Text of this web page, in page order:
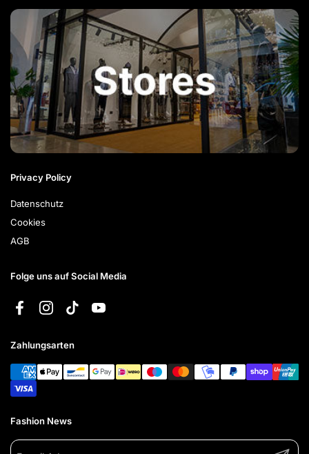
Privacy Policy
Datenschutz
Cookies
AGB
Folge uns auf Social Media
FacebookInstagramTikTokYouTube
Zahlungsarten
Fashion News